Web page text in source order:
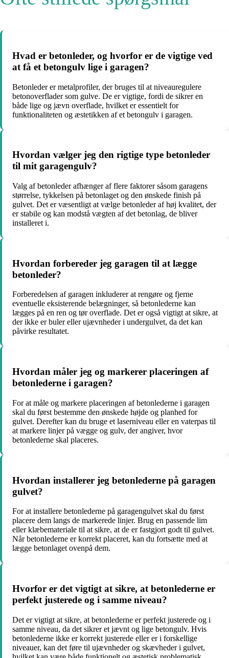
Hvad er betonleder, og hvorfor er de vigtige ved
at få et betongulv lige i garagen?
Betonleder er metalprofiler, der bruges til at niveauregulere
betonoverflader som gulve. De er vigtige, fordi de sikrer en
både lige og jævn overflade, hvilket er essentielt for
funktionaliteten og æstetikken af et betongulv i garagen.
Hvordan vælger jeg den rigtige type betonleder
til mit garagengulv?
Valg af betonleder afhænger af flere faktorer såsom garagens
størrelse, tykkelsen på betonlaget og den ønskede finish på
gulvet. Det er væsentligt at vælge betonleder af høj kvalitet, der
er stabile og kan modstå vægten af det betonlag, de bliver
installeret i.
Hvordan forbereder jeg garagen til at lægge
betonleder?
Forberedelsen af garagen inkluderer at rengøre og fjerne
eventuelle eksisterende belægninger, så betonlederne kan
lægges på en ren og tør overflade. Det er også vigtigt at sikre, at
der ikke er buler eller ujævnheder i undergulvet, da det kan
påvirke resultatet.
Hvordan måler jeg og markerer placeringen af
betonlederne i garagen?
For at måle og markere placeringen af betonlederne i garagen
skal du først bestemme den ønskede højde og planhed for
gulvet. Derefter kan du bruge et laserniveau eller en vaterpas til
at markere linjer på vægge og gulv, der angiver, hvor
betonlederne skal placeres.
Hvordan installerer jeg betonlederne på garagen
gulvet?
For at installere betonlederne på garagengulvet skal du først
placere dem langs de markerede linjer. Brug en passende lim
eller klæbemateriale til at sikre, at de er fastgjort godt til gulvet.
Når betonlederne er korrekt placeret, kan du fortsætte med at
lægge betonlaget ovenpå dem.
Hvorfor er det vigtigt at sikre, at betonlederne er
perfekt justerede og i samme niveau?
Det er vigtigt at sikre, at betonlederne er perfekt justerede og i
samme niveau, da det sikrer et jævnt og lige betongulv. Hvis
betonlederne ikke er korrekt justerede eller er i forskellige
niveauer, kan det føre til ujævnheder og skævheder i gulvet,